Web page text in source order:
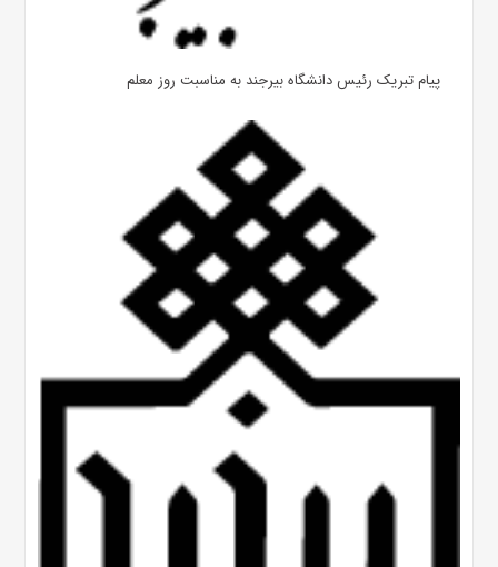
پیام تبریک رئیس دانشگاه بیرجند به مناسبت روز معلم